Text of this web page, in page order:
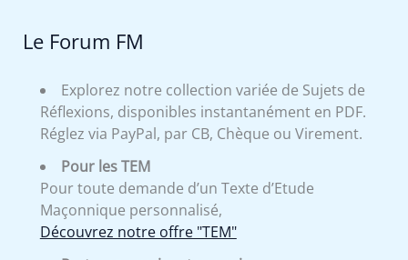
Le Forum FM
Explorez notre collection variée de Sujets de
Réflexions, disponibles instantanément en PDF.
Réglez via PayPal, par CB, Chèque ou Virement.
Pour les TEM
Pour toute demande d’un Texte d’Etude
Maçonnique personnalisé,
Découvrez notre offre "TEM"